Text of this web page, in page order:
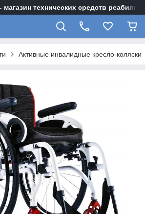
магазин технических средств
Активные инвалидные кресло-коляски